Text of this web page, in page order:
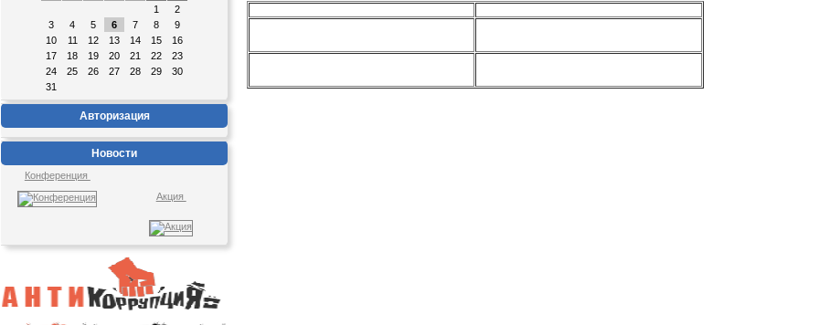
1
2
3
4 5 6 7 8
9
10
11 12 13 14 15
16
17
18 19 20 21 22
23
24
25 26 27 28 29
30
31
Авторизация
Новости
Конференция
Акция